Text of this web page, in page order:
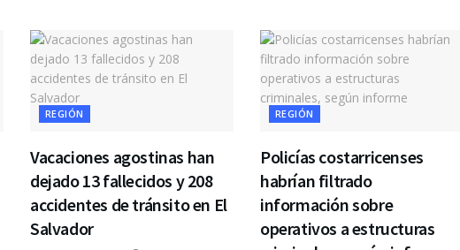
REGIÓN
Vacaciones agostinas han
dejado 13 fallecidos y 208
accidentes de tránsito en El
Salvador
REGIÓN
Policías costarricenses
habrían filtrado
información sobre
operativos a estructuras